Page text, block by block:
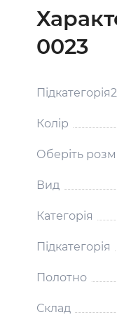
0023
Підкатегорія2
Колір
Оберіть
Вид
Категорія
Підкатегорія
Полотно
Склад